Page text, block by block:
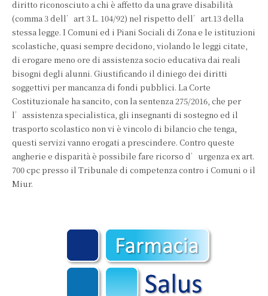
diritto riconosciuto a chi è affetto da una grave disabilità
(comma 3 dell’art 3 L. 104/92) nel rispetto dell’art.13 della
stessa legge. I Comuni ed i Piani Sociali di Zona e le istituzioni
scolastiche, quasi sempre decidono, violando le leggi citate,
di erogare meno ore di assistenza socio educativa dai reali
bisogni degli alunni. Giustificando il diniego dei diritti
soggettivi per mancanza di fondi pubblici. La Corte
Costituzionale ha sancito, con la sentenza 275/2016, che per
l’assistenza specialistica, gli insegnanti di sostegno ed il
trasporto scolastico non vi è vincolo di bilancio che tenga,
questi servizi vanno erogati a prescindere. Contro queste
angherie e disparità è possibile fare ricorso d’urgenza ex art.
700 cpc presso il Tribunale di competenza contro i Comuni o il
Miur.